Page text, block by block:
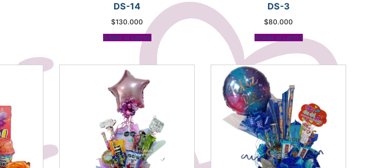
DS-14
$130.000
Añadir al carrito
DS-3
$80.000
Añadir al carrito